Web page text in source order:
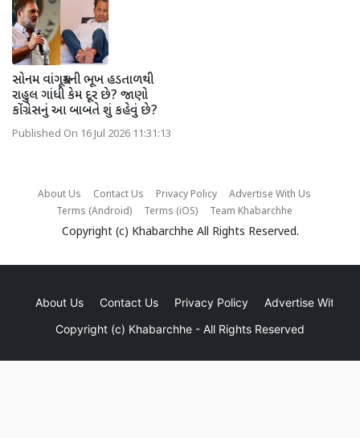
સોનમ વાંગચૂકની ભૂખ હડતાળથી
રાહુલ ગાંધી કેમ દૂર છે? જાણો
કોંગ્રેસનું આ બાબતે શું કહેવું છે?
Published On 16 Jul 2026 11:31:13
About Us Contact Us Privacy Policy
Advertise With Us
Terms (Android)
Terms (iOS) Team Khabarchhe
Copyright (c) Khabarchhe All Rights Reserved.
About Us Contact Us Privacy Policy
Advertise With Us
Copyright (c) Khabarchhe - All Rights Reserved